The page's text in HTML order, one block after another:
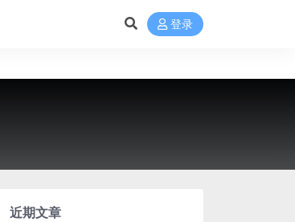
登录
近期文章